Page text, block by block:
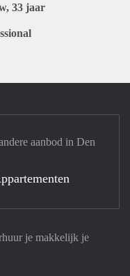
33 jaar
je makkelijk je
aanbod in Den